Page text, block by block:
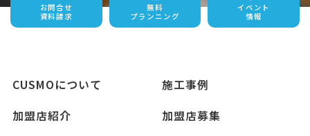
お問合せ
資料請求
無料
プランニング
イベント
情報
CUSMOについて
施工事例
加盟店紹介
加盟店募集